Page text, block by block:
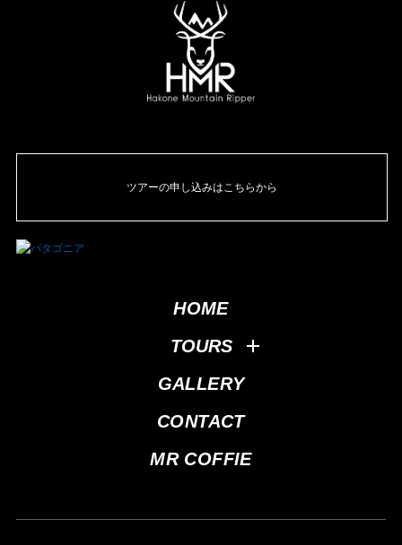
ツアーの申し込みはこちらから
HOME
TOURS
GALLERY
CONTACT
MR COFFIE